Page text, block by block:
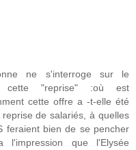
ne s'interroge sur le
cette "reprise" :où est
cette offre a -t-elle été
de salariés, à quelles
feraient bien de se pencher
que l'Elysée